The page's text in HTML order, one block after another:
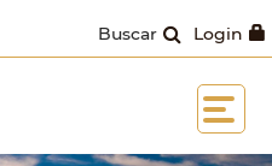
Login
Buscar